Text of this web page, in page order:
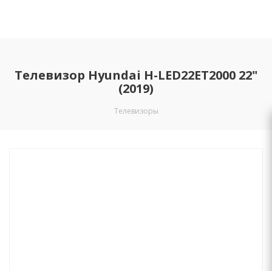
Телевизор Hyundai H-LED22ET2000 22"
(2019)
Телевизоры